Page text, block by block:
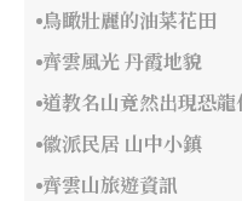
鳥瞰壯麗的油菜花田
齊雲風光 丹霞地貌
道教名山竟然出現恐龍
徽派民居 山中小鎮
齊雲山旅遊資訊